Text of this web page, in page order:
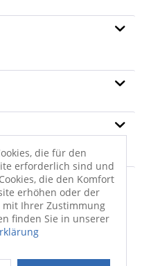
die für den
erforderlich sind und
die den Komfort
erhöhen oder der
Ihrer Zustimmung
finden Sie in unserer